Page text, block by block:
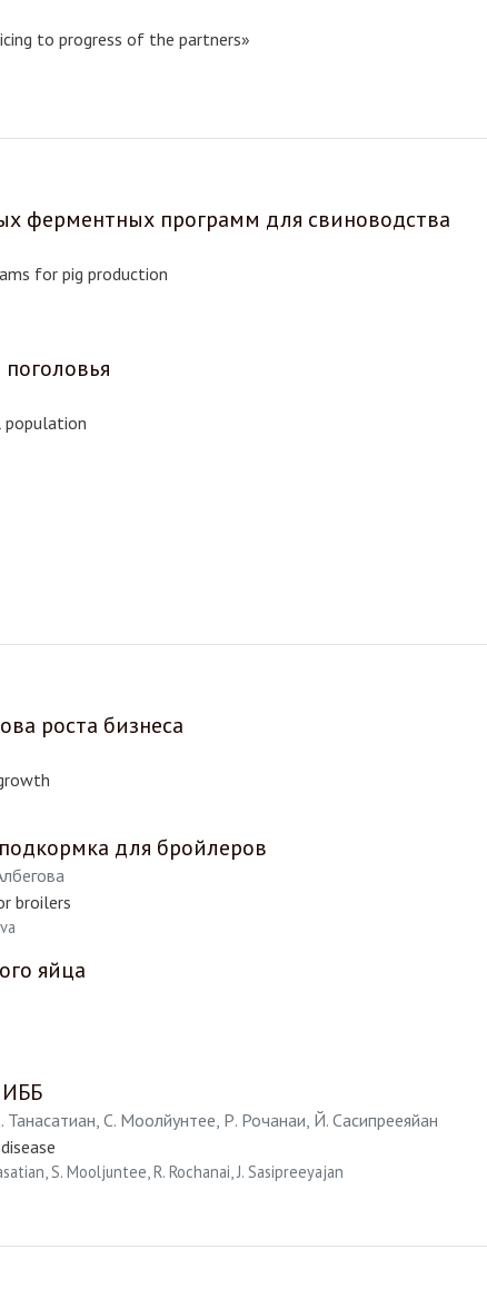
to progress of the partners»
ферментных программ для свиноводства
for pig production
population
роста бизнеса
для бройлеров
broilers
яйца
С. Моолйунтее, Р. Рочанаи, Й. Сасипрееяйан
S. Mooljuntee, R. Rochanai, J. Sasipreeyajan